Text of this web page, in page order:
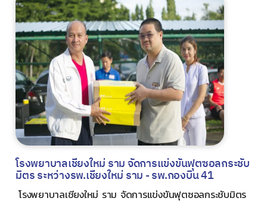
โรงพยาบาลเชียงใหม่ ราม จัดการแข่งขันฟุตซอลกระชับ
มิตร ระหว่างรพ.เชียงใหม่ ราม - รพ.กองบิน 41
โรงพยาบาลเชียงใหม่ ราม จัดการแข่งขันฟุตซอลกระชับมิตร